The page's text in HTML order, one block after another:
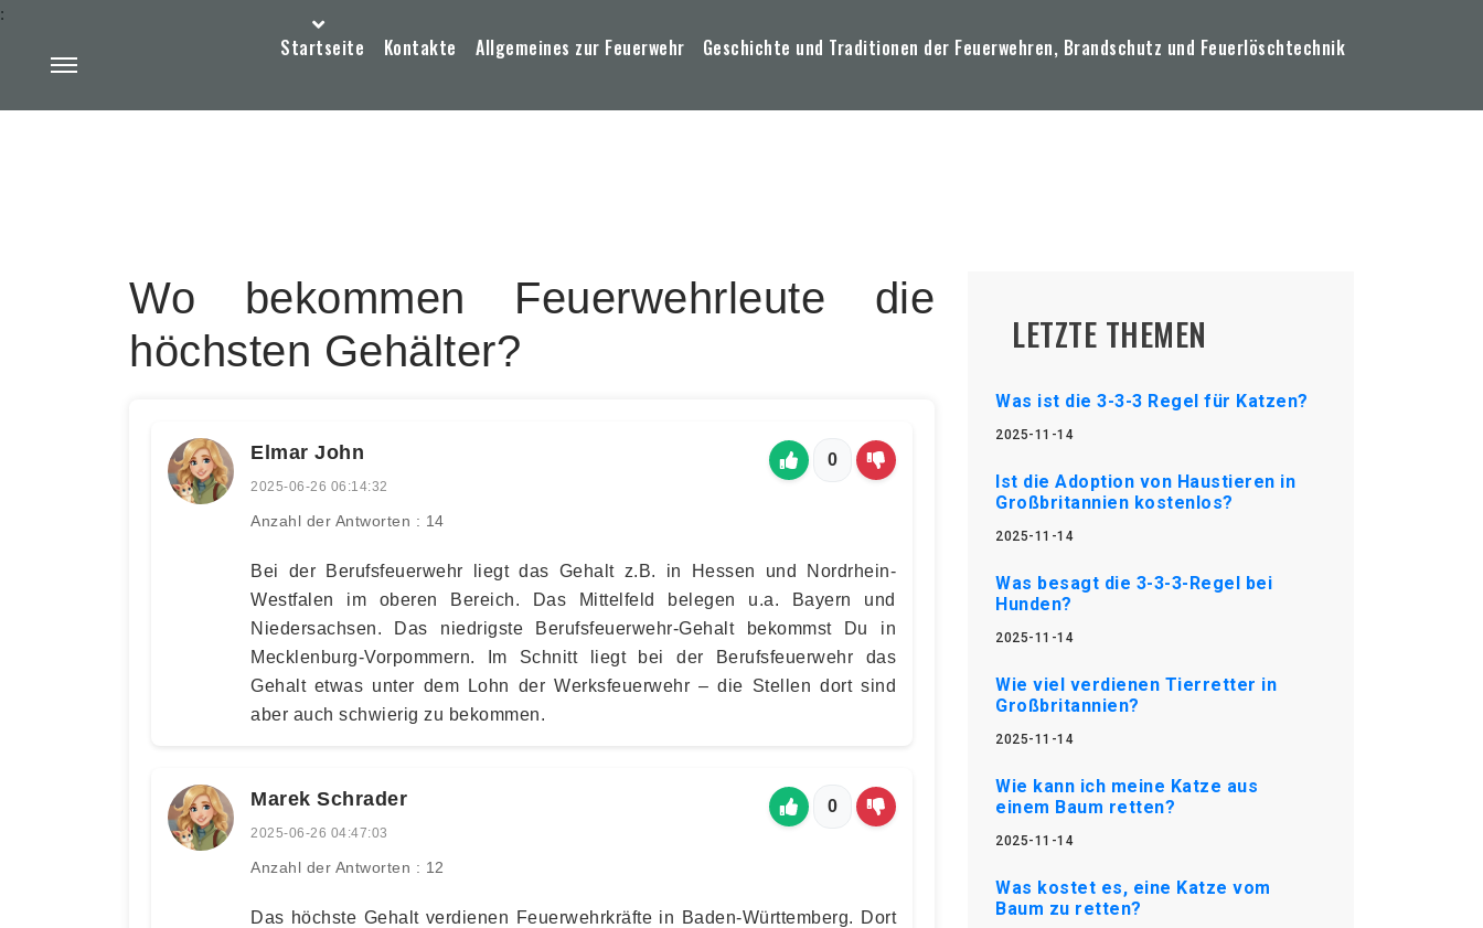
Startseite Kontakte Allgemeines zur Feuerwehr Geschichte und Traditionen der Feuerwehren, Brandschutz und Feuerlöschtechnik
:
Wo bekommen Feuerwehrleute die
höchsten Gehälter?
Elmar John
2025-06-26 06:14:32
Anzahl der Antworten : 14
0
Bei der Berufsfeuerwehr liegt das Gehalt z.B. in Hessen und Nordrhein-
Westfalen im oberen Bereich. Das Mittelfeld belegen u.a. Bayern und
Niedersachsen. Das niedrigste Berufsfeuerwehr-Gehalt bekommst Du in
Mecklenburg-Vorpommern. Im Schnitt liegt bei der Berufsfeuerwehr das
Gehalt etwas unter dem Lohn der Werksfeuerwehr – die Stellen dort sind
aber auch schwierig zu bekommen.
Marek Schrader
2025-06-26 04:47:03
Anzahl der Antworten : 12
0
Das höchste Gehalt verdienen Feuerwehrkräfte in Baden-Württemberg. Dort
LETZTE THEMEN
Was ist die 3-3-3 Regel für Katzen?
2025-11-14
Ist die Adoption von Haustieren in
Großbritannien kostenlos?
2025-11-14
Was besagt die 3-3-3-Regel bei
Hunden?
2025-11-14
Wie viel verdienen Tierretter in
Großbritannien?
2025-11-14
Wie kann ich meine Katze aus
einem Baum retten?
2025-11-14
Was kostet es, eine Katze vom
Baum zu retten?